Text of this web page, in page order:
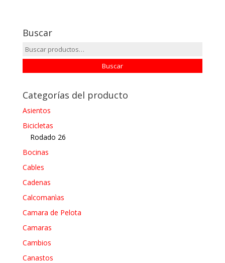
Buscar
Buscar
por:
Buscar
Categorías del producto
Asientos
Bicicletas
Rodado 26
Bocinas
Cables
Cadenas
Calcomanìas
Camara de Pelota
Camaras
Cambios
Canastos